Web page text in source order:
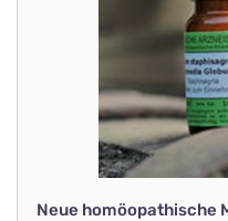
Neue homöopathische